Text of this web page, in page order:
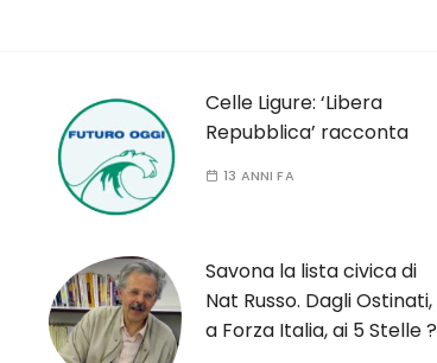
Celle Ligure: ‘Libera
Repubblica’ racconta
13 ANNI FA
Savona la lista civica di
Nat Russo. Dagli Ostinati,
a Forza Italia, ai 5 Stelle ?